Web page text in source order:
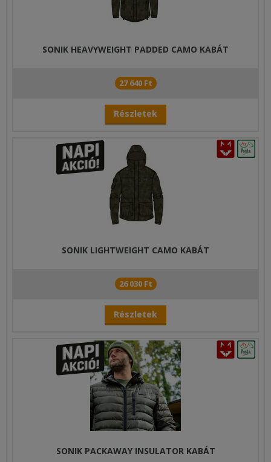
SONIK HEAVYWEIGHT PADDED CAMO KABÁT
27 640 Ft
Részletek
SONIK LIGHTWEIGHT CAMO KABÁT
26 030 Ft
Részletek
SONIK PACKAWAY INSULATOR KABÁT